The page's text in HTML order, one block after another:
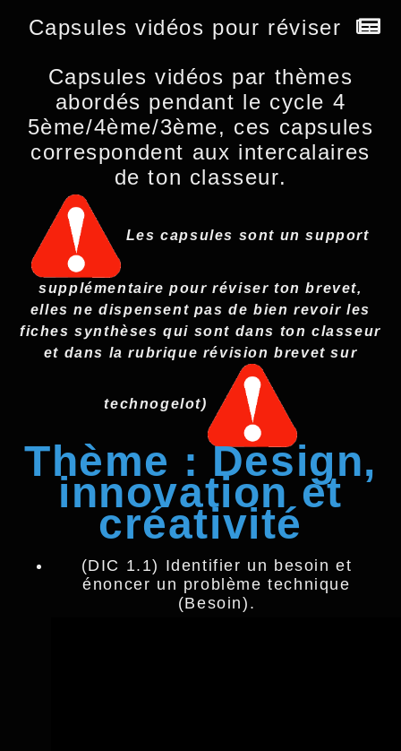
Capsules vidéos pour réviser
Capsules vidéos par thèmes
abordés pendant le cycle 4
5ème/4ème/3ème, ces capsules
correspondent aux intercalaires
de ton classeur.
Les capsules sont un support
supplémentaire pour réviser ton brevet,
elles ne dispensent pas de bien revoir les
fiches synthèses qui sont dans ton classeur
et dans la rubrique révision brevet sur
technogelot)
Thème : Design,
innovation et
créativité
(DIC 1.1) Identifier un besoin et
énoncer un problème technique
(Besoin).